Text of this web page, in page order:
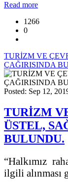
Read more
1266
0
TURİZM VE
ÇAĞIRISINDA
Posted: Sep 12,
TURİZM
ÜSTEL,
BULUNDU.
“Halkımız
ilgili alınması